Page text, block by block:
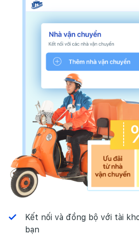
Kết nối và đồng bộ với tài
bạn